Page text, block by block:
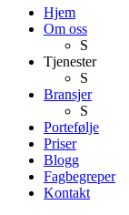
Hjem
Om oss
S
Tjenester
S
Bransjer
S
Portefølje
Priser
Blogg
Fagbegreper
Kontakt